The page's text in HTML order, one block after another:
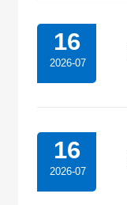
16
2026-07
16
2026-07